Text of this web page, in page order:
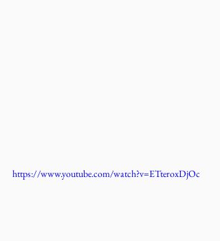
https://www.youtube.com/watch?v=ETteroxDjOc